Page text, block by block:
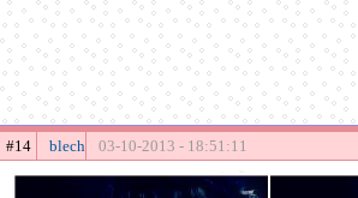
#14 blech 03-10-2013 - 18:51:11